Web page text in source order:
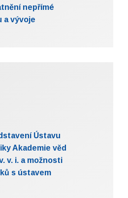
nepřímé
a vývoje
Ústavu
Akademie věd
v. i. a možnosti
s ústavem